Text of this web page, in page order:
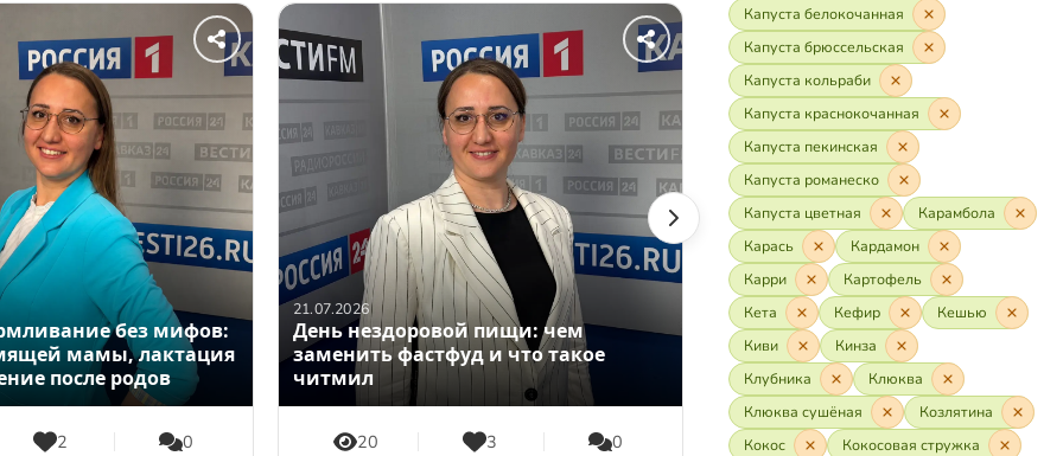
без мифов:
мамы, лактация
после родов
2 0
День нездоровой пищи: чем
заменить фастфуд и что такое
читмил
21.07.2026
20 3 0
Что есть и пить в жару: лёгкий
ужин, электролиты и детокс-
05.07.2026
14 2
Капуста белокочанная
Капуста брюссельская
Капуста кольраби
Капуста краснокочанная
Капуста пекинская
Капуста романеско
Капуста цветная
Карамбола
Карась
Кардамон
Карри
Картофель
Кета
Кефир
Кешью
Киви
Кинза
Клубника
Клюква
Клюква сушёная
Козлятина
Кокос
Кокосовая стружка